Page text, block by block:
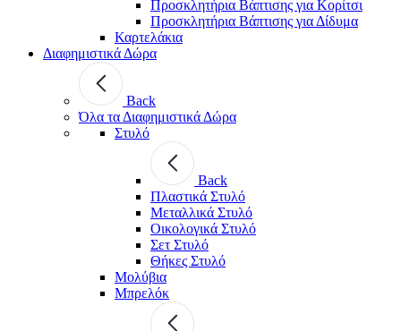
Προσκλητήρια Βάπτισης για Κορίτσι
Προσκλητήρια Βάπτισης για Δίδυμα
Καρτελάκια
Διαφημιστικά Δώρα
Back
Όλα τα Διαφημιστικά Δώρα
Στυλό
Back
Πλαστικά Στυλό
Μεταλλικά Στυλό
Οικολογικά Στυλό
Σετ Στυλό
Θήκες Στυλό
Μολύβια
Μπρελόκ